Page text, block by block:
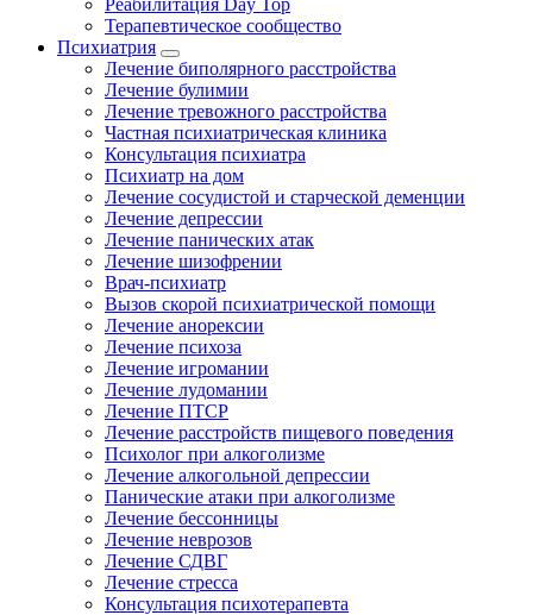
Реабилитация Day Top
Терапевтическое сообщество
Психиатрия
Лечение биполярного расстройства
Лечение булимии
Лечение тревожного расстройства
Частная психиатрическая клиника
Консультация психиатра
Психиатр на дом
Лечение сосудистой и старческой деменции
Лечение депрессии
Лечение панических атак
Лечение шизофрении
Врач-психиатр
Вызов скорой психиатрической помощи
Лечение анорексии
Лечение психоза
Лечение игромании
Лечение лудомании
Лечение ПТСР
Лечение расстройств пищевого поведения
Психолог при алкоголизме
Лечение алкогольной депрессии
Панические атаки при алкоголизме
Лечение бессонницы
Лечение неврозов
Лечение СДВГ
Лечение стресса
Консультация психотерапевта